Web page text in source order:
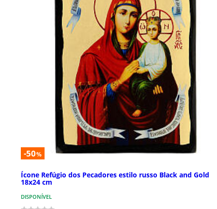
-50%
Ícone Refúgio dos Pecadores estilo russo Black and Gold
18x24 cm
DISPONÍVEL